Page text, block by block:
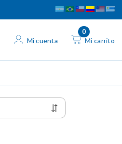
Mi cuenta Mi carrito
0